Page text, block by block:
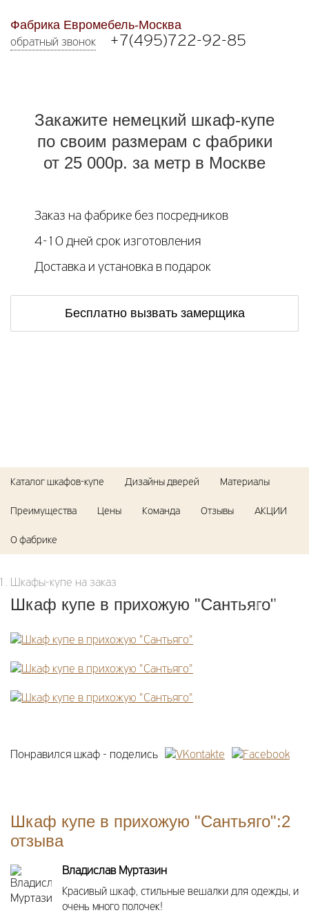
Фабрика Евромебель-Москва
обратный звонок +7(495)722-92-85
Закажите немецкий шкаф-купе
по своим размерам с фабрики
от 25 000р. за метр в Москве
Заказ на фабрике без посредников
4-10 дней срок изготовления
Доставка и установка в подарок
Бесплатно вызвать замерщика
Каталог шкафов-купе Дизайны дверей Материалы
Преимущества Цены Команда Отзывы АКЦИИ
О фабрике
Шкафы-купе на заказ
Шкаф купе в прихожую "Сантьяго"
Понравился шкаф - поделись
Шкаф купе в прихожую "Сантьяго":2
отзыва
Владислав Муртазин
Красивый шкаф, стильные вешалки для одежды, и
очень много полочек!